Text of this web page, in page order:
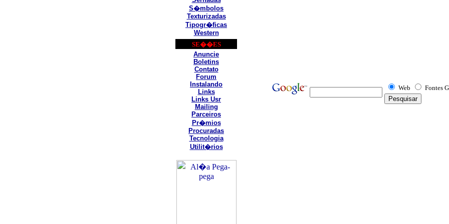
S�mbolos
Texturizadas
Tipogr�ficas
Western
SE��ES
Anuncie
Boletins
Contato
Forum
Instalando
Links
Links Usr
Mailing
Parceiros
Pr�mios
Procuradas
Tecnologia
Utilit�rios
Web Fontes